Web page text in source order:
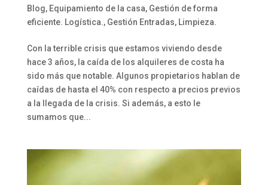
Blog, Equipamiento de la casa, Gestión de forma
eficiente. Logística., Gestión Entradas, Limpieza.
Con la terrible crisis que estamos viviendo desde
hace 3 años, la caída de los alquileres de costa ha
sido más que notable. Algunos propietarios hablan de
caídas de hasta el 40% con respecto a precios previos
a la llegada de la crisis. Si además, a esto le
sumamos que...